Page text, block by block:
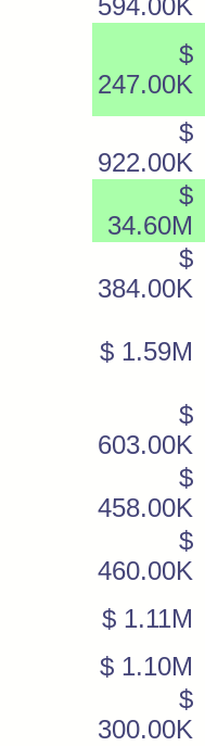
594.00K
$
247.00K
$
922.00K
$
34.60M
$
384.00K
$ 1.59M
$
603.00K
$
458.00K
$
460.00K
$ 1.11M
$ 1.10M
$
300.00K